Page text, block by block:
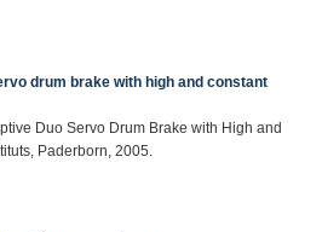
drum brake with high and constant
Duo Servo Drum Brake with High and
Paderborn, 2005.